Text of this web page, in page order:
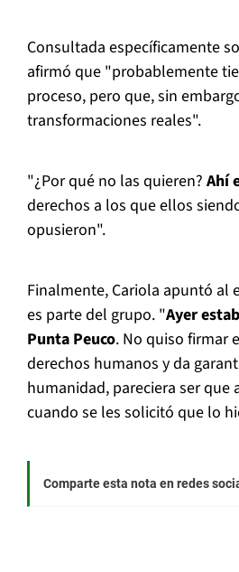
Consultada específicamente
afirmó que "probablemente
proceso, pero que, sin
transformaciones reales".
"¿Por qué no las quieren? Ahí
derechos a los que ellos
opusieron".
Finalmente, Cariola apuntó al
es parte del grupo. "Ayer
Punta Peuco. No quiso firmar
derechos humanos y da
humanidad, pareciera ser
cuando se les solicitó que lo
Comparte esta nota en redes